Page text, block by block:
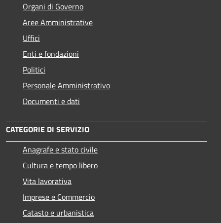
Organi di Governo
Aree Amministrative
Uffici
Enti e fondazioni
Politici
Personale Amministrativo
Documenti e dati
CATEGORIE DI SERVIZIO
Anagrafe e stato civile
Cultura e tempo libero
Vita lavorativa
Imprese e Commercio
Catasto e urbanistica